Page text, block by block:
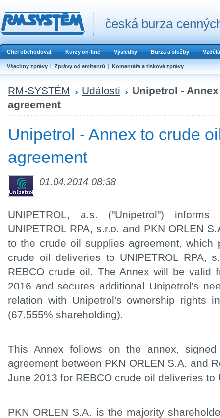
česká burza
Chci obchodovat Kurzy on-line Výsledky Burza a služby
Všechny zprávy Zprávy od emitentů Komentáře a tiskové zprávy
RM-SYSTÉM Události
Unipetrol -
agreement
Unipetrol - Annex to crude
agreement
01.04.2014 08:38
UNIPETROL, a.s. ("Unipetrol")
UNIPETROL RPA, s.r.o. and PKN ORLEN
to the crude oil supplies agreement, which
crude oil deliveries to UNIPETROL RPA,
REBCO crude oil. The Annex will be valid
2016 and secures additional Unipetrol's
relation with Unipetrol's ownership rights
(67.555% shareholding).
This Annex follows on the annex,
agreement between PKN ORLEN S.A. and
June 2013 for REBCO crude oil deliveries to
PKN ORLEN S.A. is the majority